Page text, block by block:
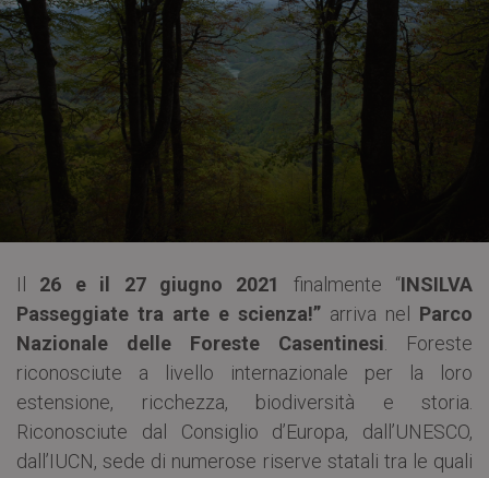
Il 26 e il 27 giugno 2021 finalmente “INSILVA
Passeggiate tra arte e scienza!” arriva nel Parco
Nazionale delle Foreste Casentinesi . Foreste
riconosciute a livello internazionale per la loro
estensione, ricchezza, biodiversità e storia.
Riconosciute dal Consiglio d’Europa, dall’UNESCO,
dall’IUCN, sede di numerose riserve statali tra le quali